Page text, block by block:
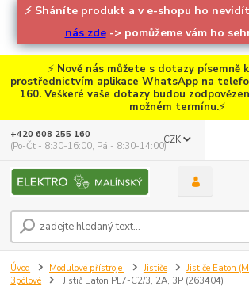
⚡ Sháníte produkt a v e-shopu ho
nás zde-> pomůžeme vám ho
⚡ Nově nás můžete s dotazy písemně
prostřednictvím aplikace WhatsApp na
160. Veškeré vaše dotazy budou
možném termínu.⚡
CZK
+420 608 255 160
(Po-Čt - 8:30-16:00, Pá - 8:30-14:00)
Úvod Modulové přístroje Jističe Jističe Eaton
3pólové
Jistič Eaton PL7-C2/3, 2A, 3P (263404)